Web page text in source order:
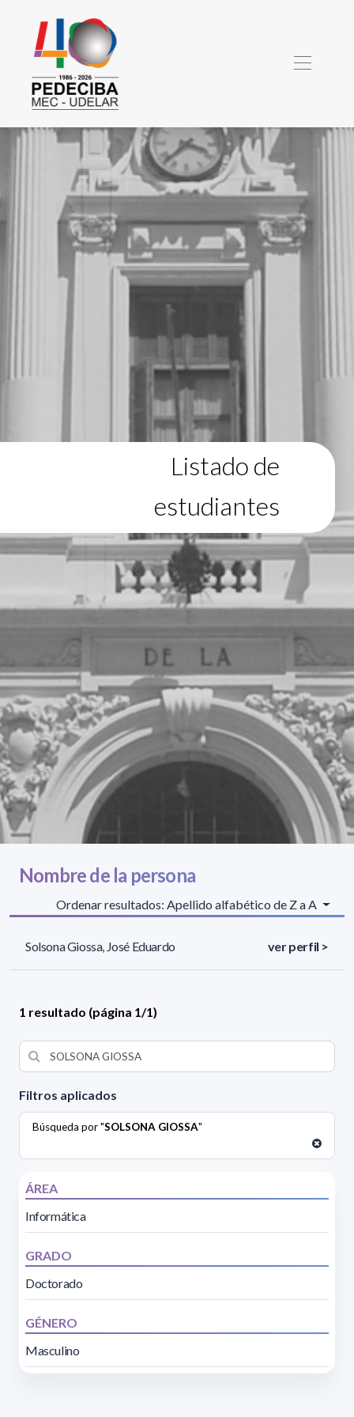
Listado de
estudiantes
Filtros aplicados
Búsqueda por "SOLSONA GIOSSA"
ÁREA
Informática
GRADO
Doctorado
GÉNERO
Masculino
Nombre de la persona
Ordenar resultados: Apellido alfabético de Z a A
Solsona Giossa, José Eduardo ver perfil >
1 resultado (página 1/1)